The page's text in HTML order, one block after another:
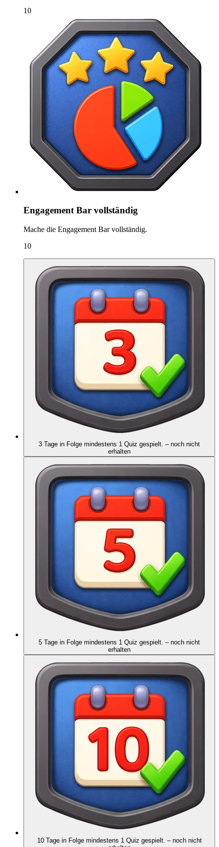
10
Engagement Bar vollständig
Mache die Engagement Bar vollständig.
10
3 Tage in Folge mindestens 1 Quiz gespielt. – noch nicht
erhalten
5 Tage in Folge mindestens 1 Quiz gespielt. – noch nicht
erhalten
10 Tage in Folge mindestens 1 Quiz gespielt. – noch nicht